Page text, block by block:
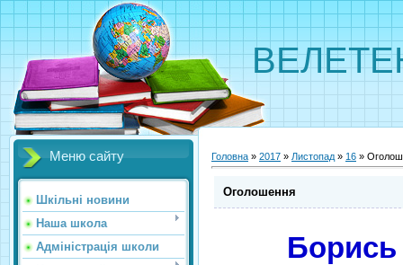
Меню сайту
Шкільні новини
Наша школа
Адміністрація школи
Головна » 2017 » Листопад » 16 »
Оголошення